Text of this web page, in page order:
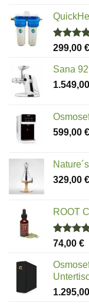
Bewertet
von 5
299,00 €
Sana
1.549,00
599,00 €
329,00 €
ROOT
Bewertet
von 5
74,00 €
1.295,00